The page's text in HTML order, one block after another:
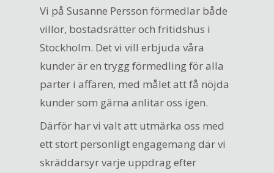
Vi på Susanne Persson förmedlar både
villor, bostadsrätter och fritidshus i
Stockholm. Det vi vill erbjuda våra
kunder är en trygg förmedling för alla
parter i affären, med målet att få nöjda
kunder som gärna anlitar oss igen.
Därför har vi valt att utmärka oss med
ett stort personligt engagemang där vi
skräddarsyr varje uppdrag efter